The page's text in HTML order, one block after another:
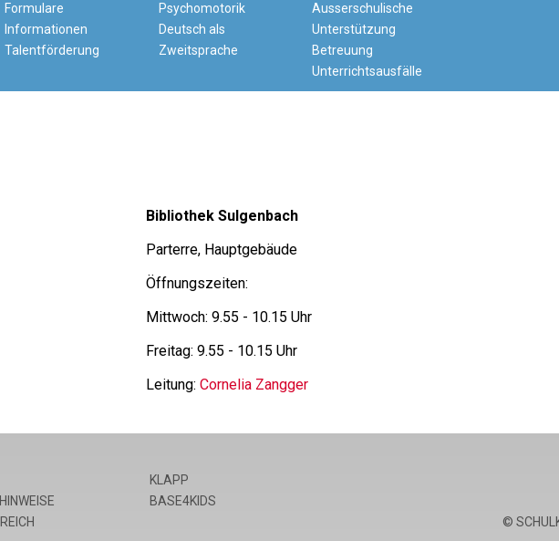
Formulare
Informationen
Talentförderung
Psychomotorik
Deutsch als
Zweitsprache
Ausserschulische
Unterstützung
Betreuung
Unterrichtsausfälle
Bibliothek Sulgenbach
Parterre, Hauptgebäude
Öffnungszeiten:
Mittwoch: 9.55 - 10.15 Uhr
Freitag: 9.55 - 10.15 Uhr
Leitung: Cornelia Zangger
KLAPP
BASE4KIDS
©